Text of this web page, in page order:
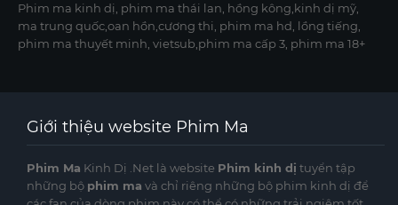
Phim ma kinh dị, phim ma thái lan, hồng kông,kinh dị mỹ,
ma trung quốc,oan hồn,cương thi, phim ma hd, lồng tiếng,
phim ma thuyết minh, vietsub,phim ma cấp 3, phim ma 18+
Giới thiệu website Phim Ma
Phim Ma Kinh Dị .Net là website Phim kinh dị tuyển tập
những bộ phim ma và chỉ riêng những bộ phim kinh dị để